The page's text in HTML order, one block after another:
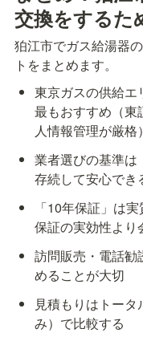
交換をするた
狛江市でガス給湯器
トをまとめます。
東京ガスの供給エ
最もおすすめ（東
人情報管理が厳格）
業者選びの基準は
存続して安心でき
「10年保証」は
保証の実効性より
訪問販売・電話勧
めることが大切
見積もりはトー
み）で比較する